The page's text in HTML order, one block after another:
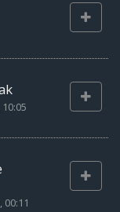
00:11